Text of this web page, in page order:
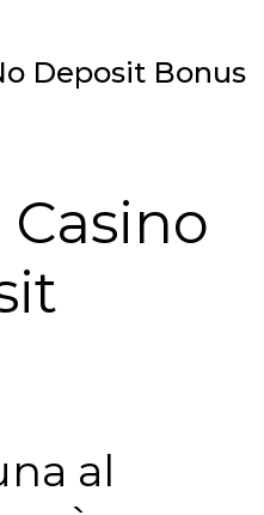
Deposit Bonus
al